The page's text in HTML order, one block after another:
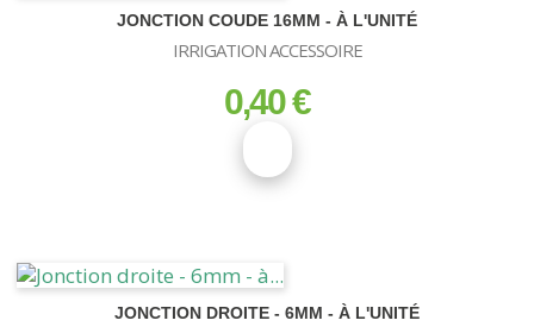
JONCTION COUDE 16MM - À L'UNITÉ
IRRIGATION ACCESSOIRE
prix
0,40 €
JONCTION DROITE - 6MM - À L'UNITÉ